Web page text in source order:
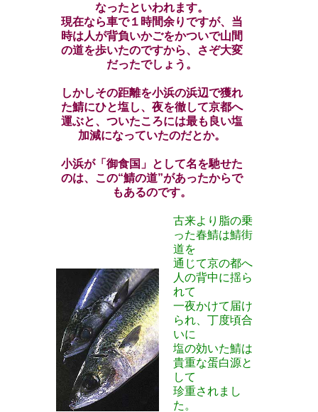
なったといわれます。
現在なら車で１時間余りですが、当
時は人が背負いかごをかついで山間
の道を歩いたのですから、さぞ大変
だったでしょう。
しかしその距離を小浜の浜辺で獲れ
た鯖にひと塩し、夜を徹して京都へ
運ぶと、ついたころには最も良い塩
加減になっていたのだとか。
小浜が「御食国」として名を馳せた
のは、この“鯖の道”があったからで
もあるのです。
古来より脂の乗
った春鯖は鯖街
道を
通じて京の都へ
人の背中に揺ら
れて
一夜かけて届け
られ、丁度頃合
いに
塩の効いた鯖は
貴重な蛋白源と
して
珍重されまし
た。